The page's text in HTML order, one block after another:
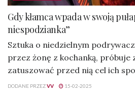
Gdy kłamca wpada w swoją
niespodzianka”
Sztuka o niedzielnym
przez żonę z kochanką, próbuje
zatuszować przed nią cel ich
DODANE PRZEZVV 15-02-2025